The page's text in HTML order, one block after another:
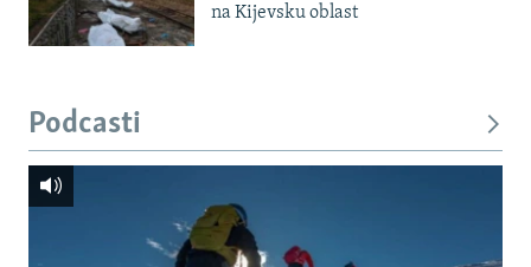
na Kijevsku oblast
Podcasti